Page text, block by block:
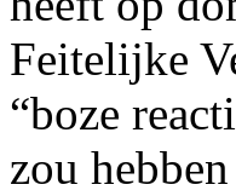
Feitelijke
“boze
zou